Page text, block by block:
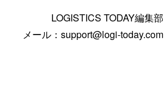
LOGISTICS TODAY編集部
メール：support@logi-today.com